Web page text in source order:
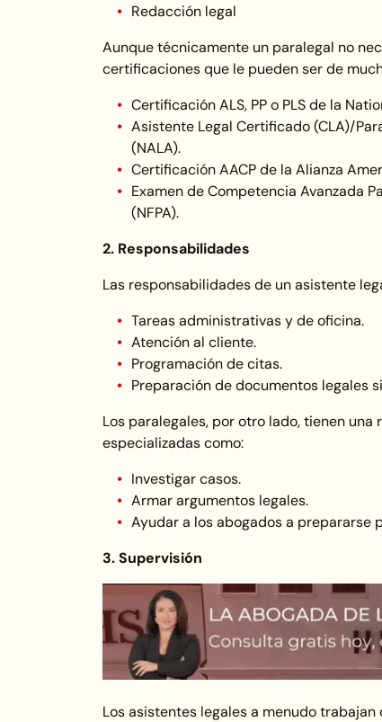
Redacción legal
Aunque técnicamente un paralegal no
certificaciones que le pueden ser de
Certificación ALS, PP o PLS de la
Asistente Legal Certificado (CLA)/
(NALA).
Certificación AACP de la Alianza
Examen de Competencia Avanzada
(NFPA).
2. Responsabilidades
Las responsabilidades de un asistente
Tareas administrativas y de oficina.
Atención al cliente.
Programación de citas.
Preparación de documentos legales
Los paralegales, por otro lado, tienen
especializadas como:
Investigar casos.
Armar argumentos legales.
Ayudar a los abogados a prepararse
3. Supervisión
Los asistentes legales a menudo